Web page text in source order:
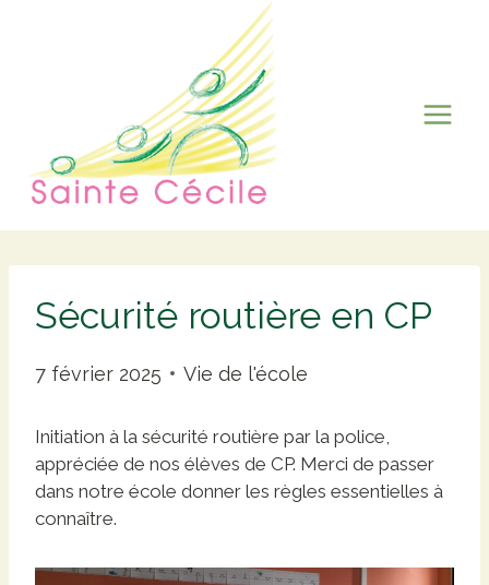
Sécurité routière en CP
7 février 2025 Vie de l'école
Initiation à la sécurité routière par la police,
appréciée de nos élèves de CP. Merci de passer
dans notre école donner les règles essentielles à
connaître.